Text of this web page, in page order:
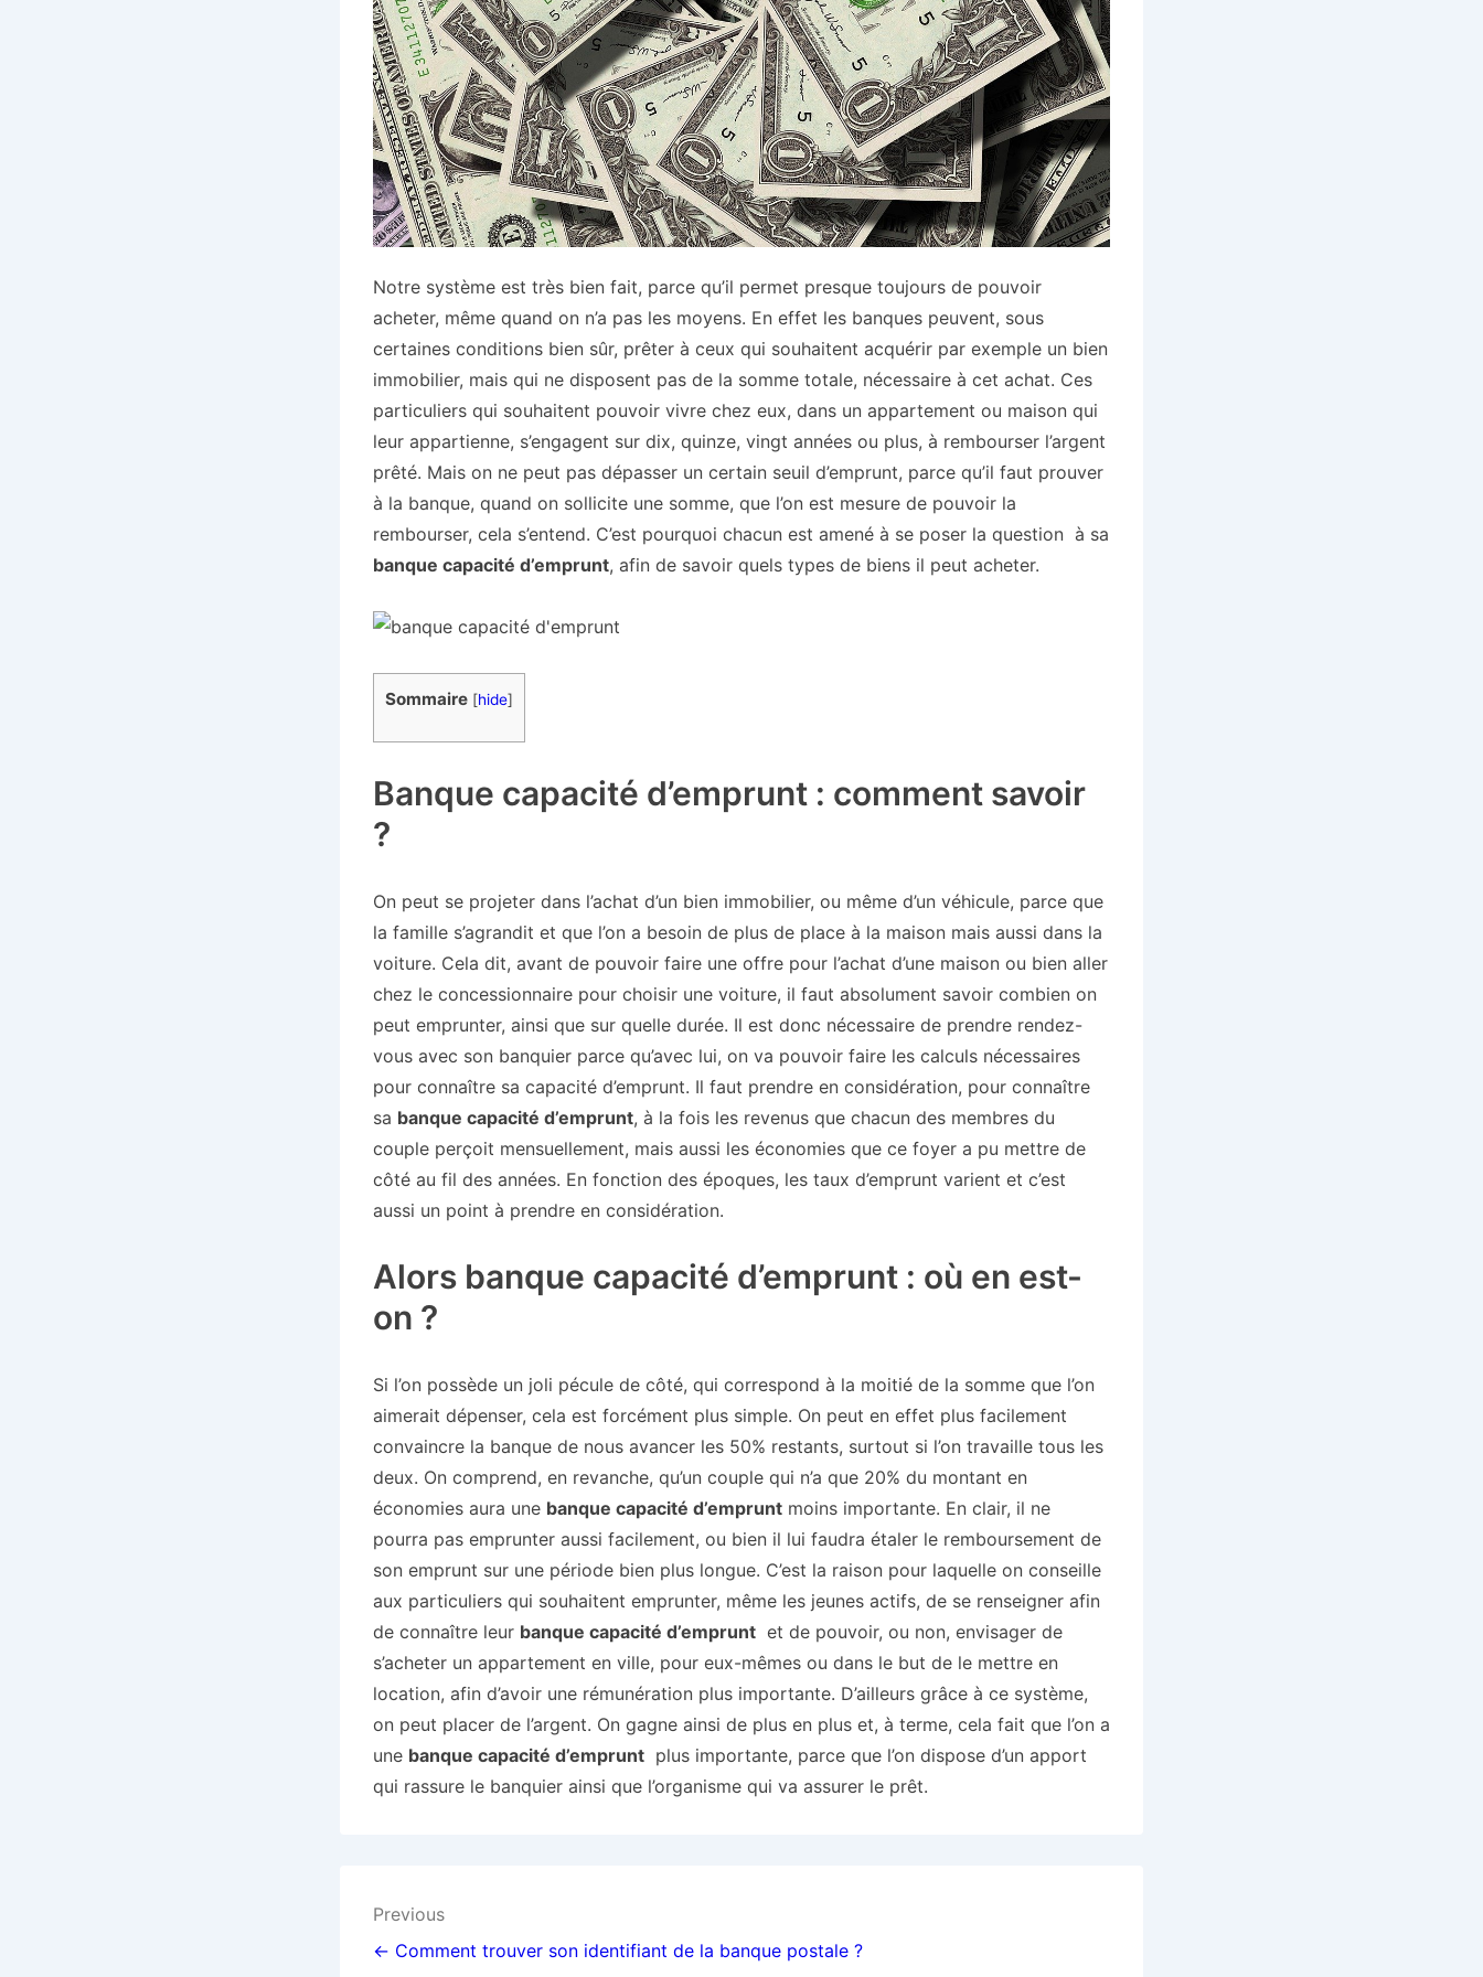
Notre système est très bien fait, parce qu’il permet presque toujours de pouvoir
acheter, même quand on n’a pas les moyens. En effet les banques peuvent, sous
certaines conditions bien sûr, prêter à ceux qui souhaitent acquérir par exemple un bien
immobilier, mais qui ne disposent pas de la somme totale, nécessaire à cet achat. Ces
particuliers qui souhaitent pouvoir vivre chez eux, dans un appartement ou maison qui
leur appartienne, s’engagent sur dix, quinze, vingt années ou plus, à rembourser l’argent
prêté. Mais on ne peut pas dépasser un certain seuil d’emprunt, parce qu’il faut prouver
à la banque, quand on sollicite une somme, que l’on est mesure de pouvoir la
rembourser, cela s’entend. C’est pourquoi chacun est amené à se poser la question à sa
banque capacité d’emprunt, afin de savoir quels types de biens il peut acheter.
Sommaire [hide]
Banque capacité d’emprunt : comment savoir
?
On peut se projeter dans l’achat d’un bien immobilier, ou même d’un véhicule, parce que
la famille s’agrandit et que l’on a besoin de plus de place à la maison mais aussi dans la
voiture. Cela dit, avant de pouvoir faire une offre pour l’achat d’une maison ou bien aller
chez le concessionnaire pour choisir une voiture, il faut absolument savoir combien on
peut emprunter, ainsi que sur quelle durée. Il est donc nécessaire de prendre rendez-
vous avec son banquier parce qu’avec lui, on va pouvoir faire les calculs nécessaires
pour connaître sa capacité d’emprunt. Il faut prendre en considération, pour connaître
sa banque capacité d’emprunt, à la fois les revenus que chacun des membres du
couple perçoit mensuellement, mais aussi les économies que ce foyer a pu mettre de
côté au fil des années. En fonction des époques, les taux d’emprunt varient et c’est
aussi un point à prendre en considération.
Alors banque capacité d’emprunt : où en est-
on ?
Si l’on possède un joli pécule de côté, qui correspond à la moitié de la somme que l’on
aimerait dépenser, cela est forcément plus simple. On peut en effet plus facilement
convaincre la banque de nous avancer les 50% restants, surtout si l’on travaille tous les
deux. On comprend, en revanche, qu’un couple qui n’a que 20% du montant en
économies aura une banque capacité d’empruntmoins importante. En clair, il ne
pourra pas emprunter aussi facilement, ou bien il lui faudra étaler le remboursement de
son emprunt sur une période bien plus longue. C’est la raison pour laquelle on conseille
aux particuliers qui souhaitent emprunter, même les jeunes actifs, de se renseigner afin
de connaître leur banque capacité d’empruntet de pouvoir, ou non, envisager de
s’acheter un appartement en ville, pour eux-mêmes ou dans le but de le mettre en
location, afin d’avoir une rémunération plus importante. D’ailleurs grâce à ce système,
on peut placer de l’argent. On gagne ainsi de plus en plus et, à terme, cela fait que l’on a
une banque capacité d’empruntplus importante, parce que l’on dispose d’un apport
qui rassure le banquier ainsi que l’organisme qui va assurer le prêt.
Navigation
de
Previous
← Comment trouver son identifiant de la banque postale ?